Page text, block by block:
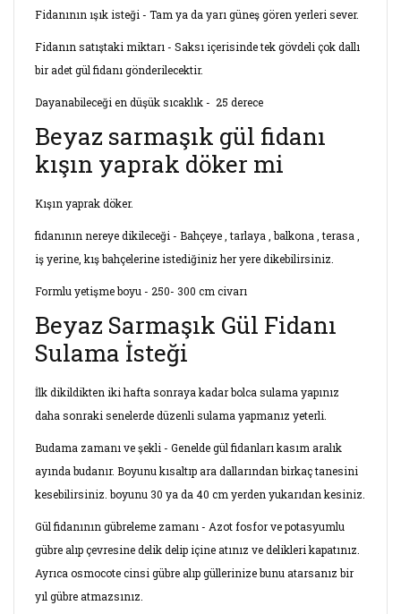
Fidanının ışık isteği - Tam ya da yarı güneş gören yerleri sever.
Fidanın satıştaki miktarı - Saksı içerisinde tek gövdeli çok dallı
bir adet gül fidanı gönderilecektir.
Dayanabileceği en düşük sıcaklık - 25 derece
Beyaz sarmaşık gül fidanı
kışın yaprak döker mi
Kışın yaprak döker.
fidanının nereye dikileceği - Bahçeye , tarlaya , balkona , terasa ,
iş yerine, kış bahçelerine istediğiniz her yere dikebilirsiniz.
Formlu yetişme boyu - 250- 300 cm civarı
Beyaz Sarmaşık Gül Fidanı
Sulama İsteği
İlk dikildikten iki hafta sonraya kadar bolca sulama yapınız
daha sonraki senelerde düzenli sulama yapmanız yeterli.
Budama zamanı ve şekli - Genelde gül fidanları kasım aralık
ayında budanır. Boyunu kısaltıp ara dallarından birkaç tanesini
kesebilirsiniz. boyunu 30 ya da 40 cm yerden yukarıdan kesiniz.
Gül fidanının gübreleme zamanı - Azot fosfor ve potasyumlu
gübre alıp çevresine delik delip içine atınız ve delikleri kapatınız.
Ayrıca osmocote cinsi gübre alıp güllerinize bunu atarsanız bir
yıl gübre atmazsınız.